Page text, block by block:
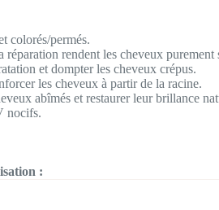
colorés/permés.
rendent les cheveux purement
et dompter les cheveux crépus.
les cheveux à partir de la racine.
abîmés et restaurer leur brillance
nocifs.
: